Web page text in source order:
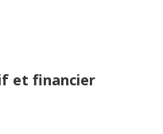
et financier